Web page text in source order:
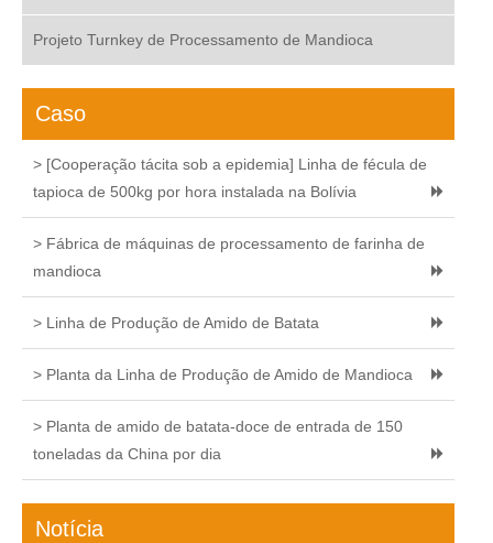
Projeto Turnkey de Processamento de Mandioca
Caso
> [Cooperação tácita sob a epidemia] Linha de fécula de
tapioca de 500kg por hora instalada na Bolívia
> Fábrica de máquinas de processamento de farinha de
mandioca
> Linha de Produção de Amido de Batata
> Planta da Linha de Produção de Amido de Mandioca
> Planta de amido de batata-doce de entrada de 150
toneladas da China por dia
Notícia